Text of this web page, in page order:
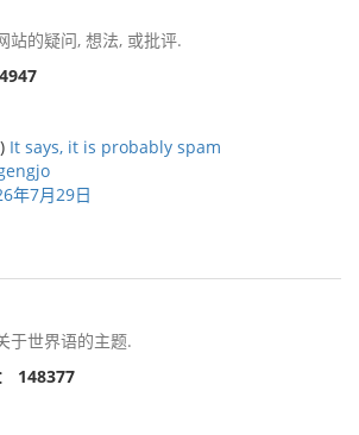
站的疑问, 想法, 或批评.
4947
It says, it is probably spam
年7月29日
于世界语的主题.
148377